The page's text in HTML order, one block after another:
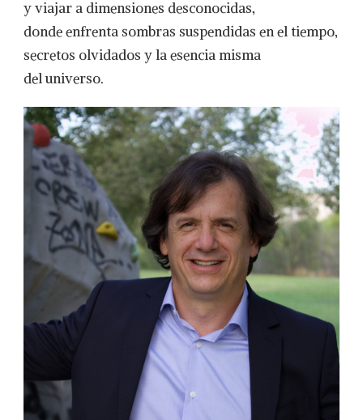
y viajar a dimensiones desconocidas,
donde enfrenta sombras suspendidas en el tiempo,
secretos olvidados y la esencia misma
del universo.